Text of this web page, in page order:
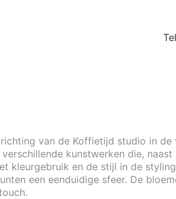
van de Koffietijd studio in
kunstwerken die,
kleurgebruik en de stijl in de
een eenduidige sfeer. De